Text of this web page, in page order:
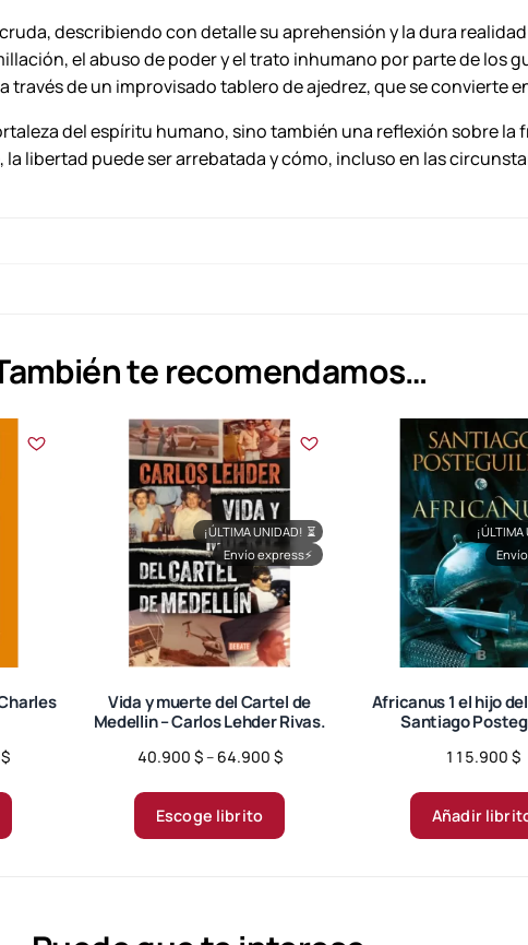
n
M
a
r
t
í
o
d
describiendo con detalle su aprehensión y la dura
el abuso de poder y el trato inhumano por parte de los
de un improvisado tablero de ajedrez, que se convierte
del espíritu humano, sino también una reflexión sobre
libertad puede ser arrebatada y cómo, incluso en las
te recomendamos…
$Price
30.900 $
Vida y muerte del Cartel de
Medellin – Carlos Lehder Rivas.
40.900 $– 64.900 $Price
40.900 $
¡ÚLTIMA UNIDAD!⏳
Envío express⚡
Escoge librito
Africanus 1 el hijo
Santiago
115.900 $
Añadir